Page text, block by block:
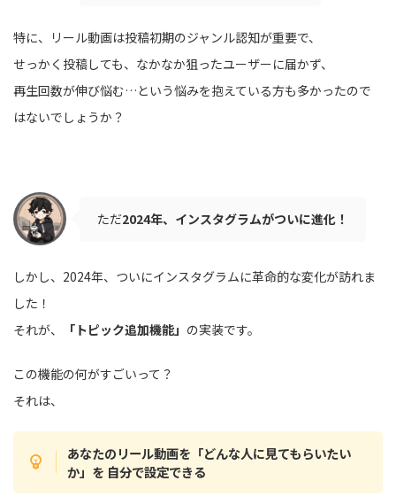
特に、リール動画は投稿初期のジャンル認知が重要で、
せっかく投稿しても、なかなか狙ったユーザーに届かず、
再生回数が伸び悩む…という悩みを抱えている方も多かったので
はないでしょうか？
ただ2024年、インスタグラムがついに進化！
しかし、2024年、ついにインスタグラムに革命的な変化が訪れま
した！
それが、
「トピック追加機能」 の実装です。
この機能の何がすごいって？
それは、
あなたのリール動画を「どんな人に見てもらいたい
か」を 自分で設定できる